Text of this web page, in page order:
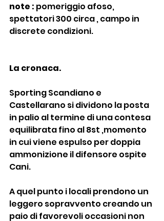
note : pomeriggio afoso,
spettatori 300 circa , campo in
discrete condizioni.
La cronaca.
Sporting Scandiano e
Castellarano si dividono la posta
in palio al termine di una contesa
equilibrata fino al 8st ,momento
in cui viene espulso per doppia
ammonizione il difensore ospite
Cani.
A quel punto i locali prendono un
leggero sopravvento creando un
paio di favorevoli occasioni non